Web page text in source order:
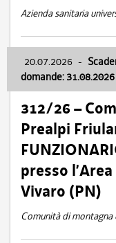
Azienda sanitaria
20.07.2026 -
domande: 31.08.2026
312/26 –
Prealpi
presso
Vivaro (PN)
Comunità di montagna